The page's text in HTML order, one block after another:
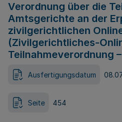
Verordnung über die
Amtsgerichte an der
zivilgerichtlichen
(Zivilgerichtliches-
Teilnahmeverordnung
Ausfertigungsdatum
Seite 454